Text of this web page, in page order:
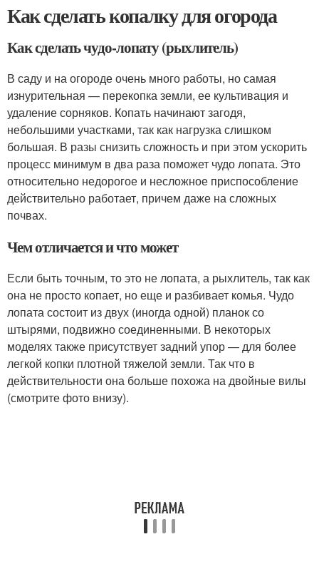
Как сделать копалку для огорода
Как сделать чудо-лопату (рыхлитель)
В саду и на огороде очень много работы, но самая
изнурительная — перекопка земли, ее культивация и
удаление сорняков. Копать начинают загодя,
небольшими участками, так как нагрузка слишком
большая. В разы снизить сложность и при этом ускорить
процесс минимум в два раза поможет чудо лопата. Это
относительно недорогое и несложное приспособление
действительно работает, причем даже на сложных
почвах.
Чем отличается и что может
Если быть точным, то это не лопата, а рыхлитель, так как
она не просто копает, но еще и разбивает комья. Чудо
лопата состоит из двух (иногда одной) планок со
штырями, подвижно соединенными. В некоторых
моделях также присутствует задний упор — для более
легкой копки плотной тяжелой земли. Так что в
действительности она больше похожа на двойные вилы
(смотрите фото внизу).